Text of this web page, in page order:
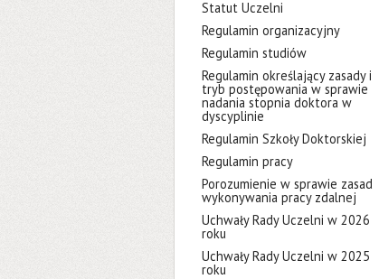
Statut Uczelni
Regulamin organizacyjny
Regulamin studiów
Regulamin określający zasady i
tryb postępowania w sprawie
nadania stopnia doktora w
dyscyplinie
Regulamin Szkoły Doktorskiej
Regulamin pracy
Porozumienie w sprawie zasad
wykonywania pracy zdalnej
Uchwały Rady Uczelni w 2026
roku
Uchwały Rady Uczelni w 2025
roku